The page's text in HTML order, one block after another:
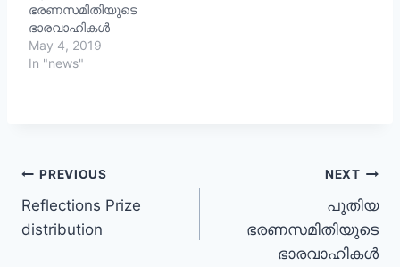
ഭരണസമിതിയുടെ
ഭാരവാഹികൾ
May 4, 2019
In "news"
Post
navigation
PREVIOUS
Reflections Prize
distribution
NEXT
പുതിയ
ഭരണസമിതിയുടെ
ഭാരവാഹികൾ